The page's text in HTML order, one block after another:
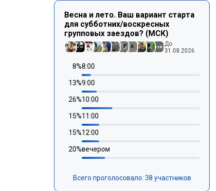
Весна и лето. Ваш вариант старта
для субботних/воскресных
групповых заездов? (МСК)
A +28
До
31.08.2026
8%8:00
13%9:00
26%10:00
15%11:00
15%12:00
20%вечером
Всего проголосовало: 38 участников